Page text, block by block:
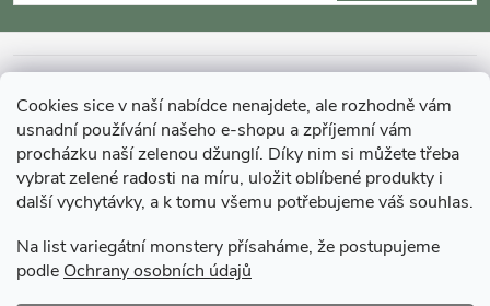
Cookies sice v naší nabídce nenajdete, ale rozhodně vám
usnadní používání našeho e-shopu a zpříjemní vám
procházku naší zelenou džunglí. Díky nim si můžete třeba
vybrat zelené radosti na míru, uložit oblíbené produkty i
další vychytávky, a k tomu všemu potřebujeme váš souhlas.
Na list variegátní monstery přísaháme, že postupujeme
podle Ochrany osobních údajů
p
a
MOHLO BY VÁS ZAJÍMAT
O GARDNERS
Gardners Design - Projekt, realizace a údržba zahrad a interiérů